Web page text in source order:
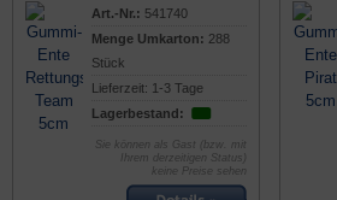
Art.-Nr.: 541740
Menge Umkarton: 288
Stück
Lieferzeit: 1-3 Tage
Lagerbestand:
Sie können als Gast (bzw. mit
Ihrem derzeitigen Status)
keine Preise sehen